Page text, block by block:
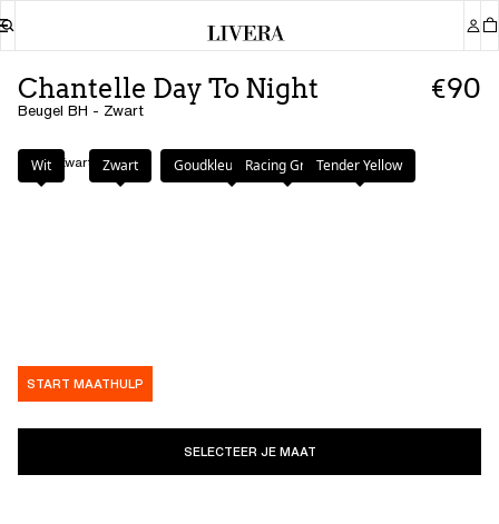
Chantelle Day To Night
Beugel BH - Zwart
€90
Kleur: Zwart
Wit Zwart Goudkleurig BeigeRacing GreenTender Yellow
START MAATHULP
SELECTEER JE MAAT